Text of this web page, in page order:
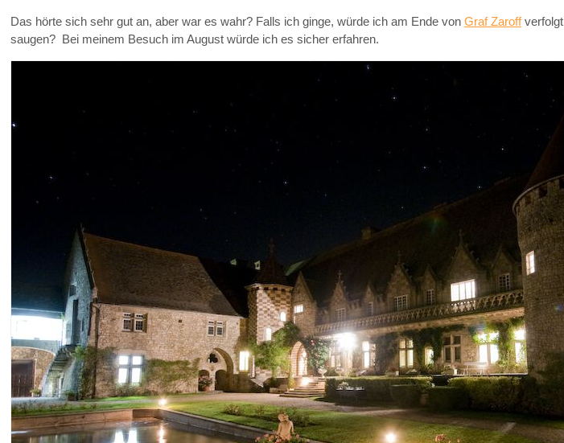
Das hörte sich sehr gut an, aber war es wahr? Falls ich ginge, würde ich am Ende von Graf Zaroffverfolgt
saugen? Bei meinem Besuch im August würde ich es sicher erfahren.